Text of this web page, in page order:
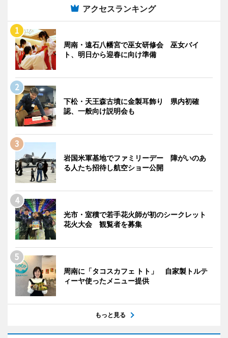
アクセスランキング
周南・遠石八幡宮で巫女研修会 巫女バイ
ト、明日から迎春に向け準備
下松・天王森古墳に金製耳飾り 県内初確
認、一般向け説明会も
岩国米軍基地でファミリーデー 障がいのあ
る人たち招待し航空ショー公開
光市・室積で若手花火師が初のシークレット
花火大会 観覧者を募集
周南に「タコスカフェ トト」 自家製トルテ
ィーヤ使ったメニュー提供
もっと見る